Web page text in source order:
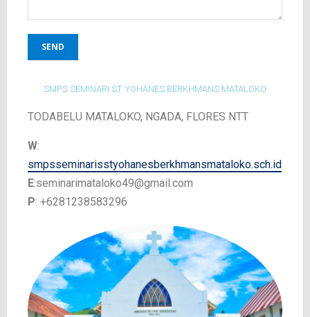
SMPS SEMINARI ST. YOHANES BERKHMANS MATALOKO
TODABELU MATALOKO, NGADA, FLORES NTT
W:
smpsseminarisstyohanesberkhmansmataloko.sch.id
E:seminarimataloko49@gmail.com
P: +6281238583296